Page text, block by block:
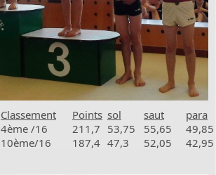
Classement Points sol saut
para
4ème /16 211,7 53,75 55,65
49,85
10ème/16 187,4 47,3 52,05 42,95